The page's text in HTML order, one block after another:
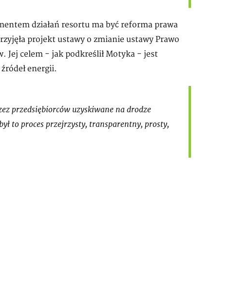
działań resortu ma być reforma prawa
projekt ustawy o zmianie ustawy Prawo
Jej celem - jak podkreślił Motyka - jest
energii.
przedsiębiorców uzyskiwane na drodze
to proces przejrzysty, transparentny, prosty,